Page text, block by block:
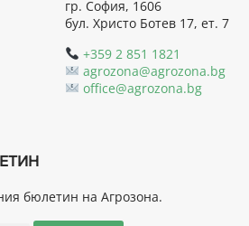
гр. София, 1606
бул. Христо Ботев 17, ет. 7
+359 2 851 1821
agrozona@agrozona.bg
office@agrozona.bg
бюлетин на Агрозона.